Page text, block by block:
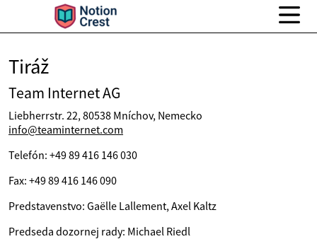
Tiráž
Team Internet AG
Liebherrstr. 22, 80538 Mníchov, Nemecko
info@teaminternet.com
Telefón: +49 89 416 146 030
Fax: +49 89 416 146 090
Predstavenstvo: Gaëlle Lallement, Axel Kaltz
Predseda dozornej rady: Michael Riedl